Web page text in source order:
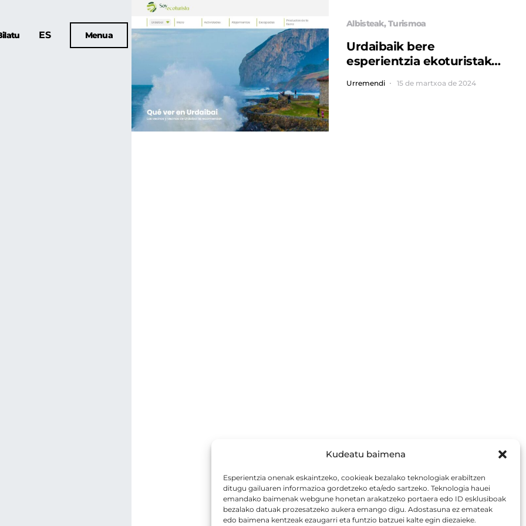
Kudeatu baimena
Esperientzia onenak eskaintzeko, cookieak bezalako teknologiak erabiltzen
ditugu gailuaren informazioa gordetzeko eta/edo sartzeko. Teknologia hauei
emandako baimenak webgune honetan arakatzeko portaera edo ID esklusiboak
bezalako datuak prozesatzeko aukera emango digu. Adostasuna ez emateak
edo baimena kentzeak ezaugarri eta funtzio batzuei kalte egin diezaieke.
ES Menua
Albisteak Turismoa
Urdaibaik bere
esperientzia ekoturistak
Ekoturismo Elkartearen
Urremendi 15 de martxoa de 2024